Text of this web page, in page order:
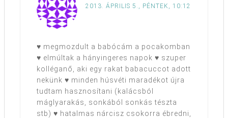
2013. ÁPRILIS 5., PÉNTEK, 10:12
♥ megmozdult a babócám a pocakomban
♥ elmúltak a hányingeres napok ♥ szuper
kolléganő, aki egy rakat babacuccot adott
nekünk ♥ minden húsvéti maradékot újra
tudtam hasznosítani (kalácsból
máglyarakás, sonkából sonkás tészta
stb) ♥ hatalmas nárcisz csokorra ébredni,